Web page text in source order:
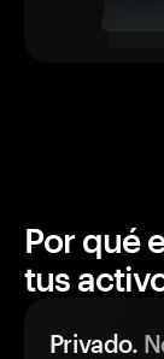
Por qué
tus
Privado.